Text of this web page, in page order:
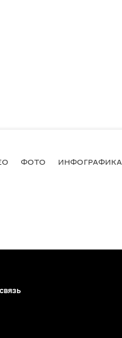
ФОТО ИНФОГРАФИКА